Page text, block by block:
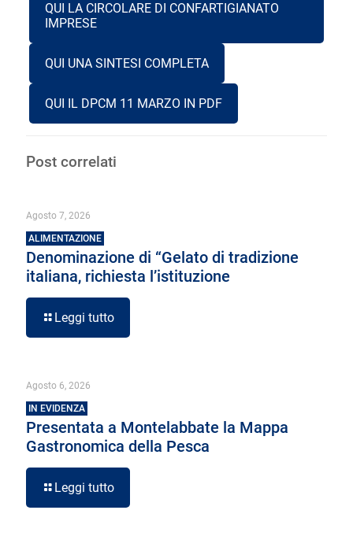
QUI LA CIRCOLARE DI CONFARTIGIANATO
IMPRESE
QUI UNA SINTESI COMPLETA
QUI IL DPCM 11 MARZO IN PDF
Post correlati
Agosto 7, 2026
ALIMENTAZIONE
Denominazione di “Gelato di tradizione
italiana, richiesta l’istituzione
Leggi tutto
Agosto 6, 2026
IN EVIDENZA
Presentata a Montelabbate la Mappa
Gastronomica della Pesca
Leggi tutto